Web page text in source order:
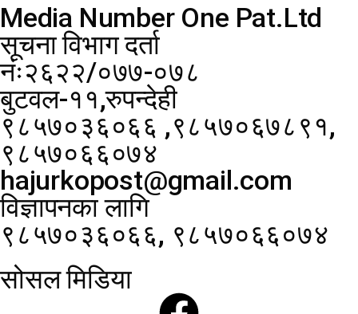
Media Number One Pat.Ltd
सूचना विभाग दर्ता
नंः२६२२/०७७-०७८
बुटवल-११,रुपन्देही
९८५७०३६०६६ ,९८५७०६७८९१,
९८५७०६६०७४
hajurkopost@gmail.com
विज्ञापनका लागि
९८५७०३६०६६, ९८५७०६६०७४
सोसल मिडिया